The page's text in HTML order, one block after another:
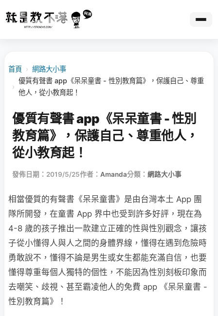
首頁 › 網路大小事
›
優質有聲書 app《呆呆童書 - 性別教育篇》，保護自己、尊重
他人，從小教育起！
優質有聲書 app《呆呆童書 - 性別
教育篇》，保護自己、尊重他人，
從小教育起！
發佈日期：2019/5/25作者： Amanda分類： 網路大小事
相當優質的有聲書《呆呆童書》是由台灣本土 App 團
隊所開發，在童書 App 界中也受到許多好評，現在為
4-8 歲的孩子推出一款建立正確的性與性別觀念，讓孩
子從小懂得人與人之間的身體界線，懂得在遇到危險時
勇敢說不，懂得不論是男生或女生都能充滿自信，也要
懂得尊重每個人獨特的個性，不能因為性別刻板印象而
去嘲笑、歧視、甚至霸凌他人的免費 app 《呆呆童書 -
性別教育篇》！